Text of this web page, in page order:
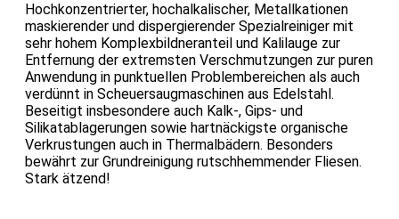
Hochkonzentrierter, hochalkalischer, Metallkationen
maskierender und dispergierender Spezialreiniger mit
sehr hohem Komplexbildneranteil und Kalilauge zur
Entfernung der extremsten Verschmutzungen zur puren
Anwendung in punktuellen Problembereichen als auch
verdünnt in Scheuersaugmaschinen aus Edelstahl.
Beseitigt insbesondere auch Kalk-, Gips- und
Silikatablagerungen sowie hartnäckigste organische
Verkrustungen auch in Thermalbädern. Besonders
bewährt zur Grundreinigung rutschhemmender Fliesen.
Stark ätzend!